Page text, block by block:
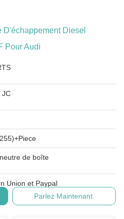
Diesel
Pour Audi
JC
de boîte
Union et Paypal
Parlez Maintenant.